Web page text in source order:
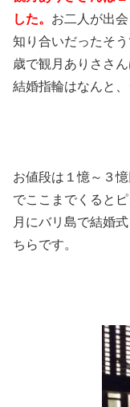
した。 お二人が出
知り合いだったそ
歳で観月ありささ
結婚指輪はなんと
お値段は１憶～３
でここまでくると
月にバリ島で結婚
ちらです。